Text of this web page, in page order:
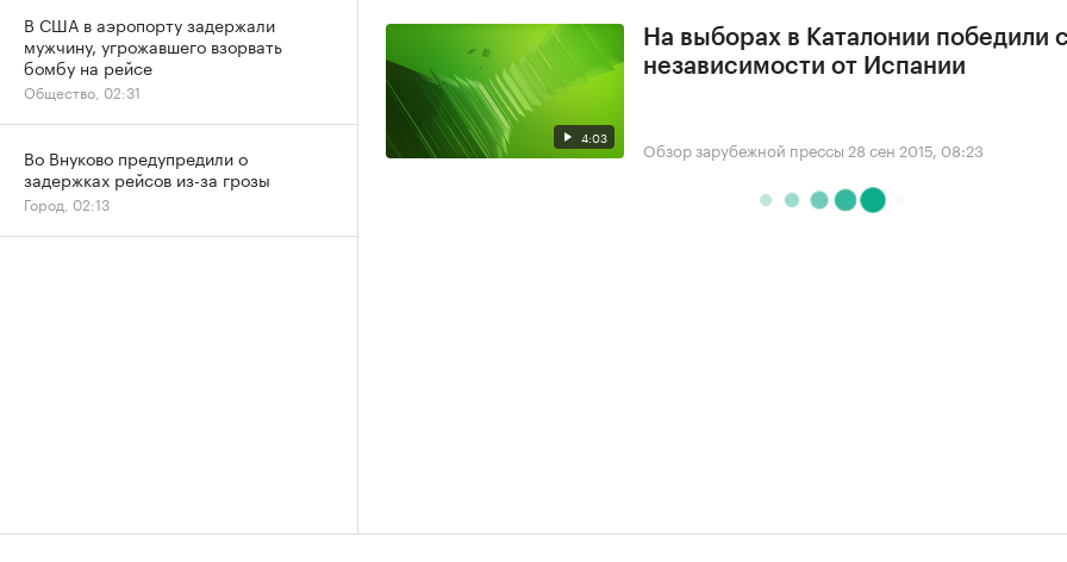
4:03
На выборах в Каталонии победили
независимости от Испании
Обзор зарубежной прессы 28 сен 2015, 08:23
В США в аэропорту задержали
мужчину, угрожавшего взорвать
бомбу на рейсе
Общество, 02:31
Во Внуково предупредили о
задержках рейсов из-за грозы
Город, 02:13